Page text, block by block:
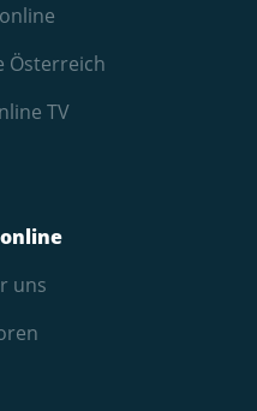
Österreich
TV
uns